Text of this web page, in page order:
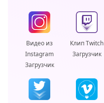
Видео из
Instagram
Загрузчик
Клип Twitch
Загрузчик